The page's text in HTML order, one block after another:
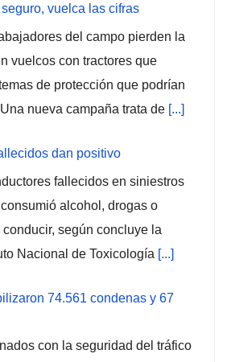
vuelca las cifras
del campo pierden la
vuelcos con tractores que
de protección que podrían
nueva campaña trata de [...]
dan positivo
fallecidos en siniestros
alcohol, drogas o
según concluye la
Nacional de Toxicología [...]
74.561 condenas y 67
con la seguridad del tráfico